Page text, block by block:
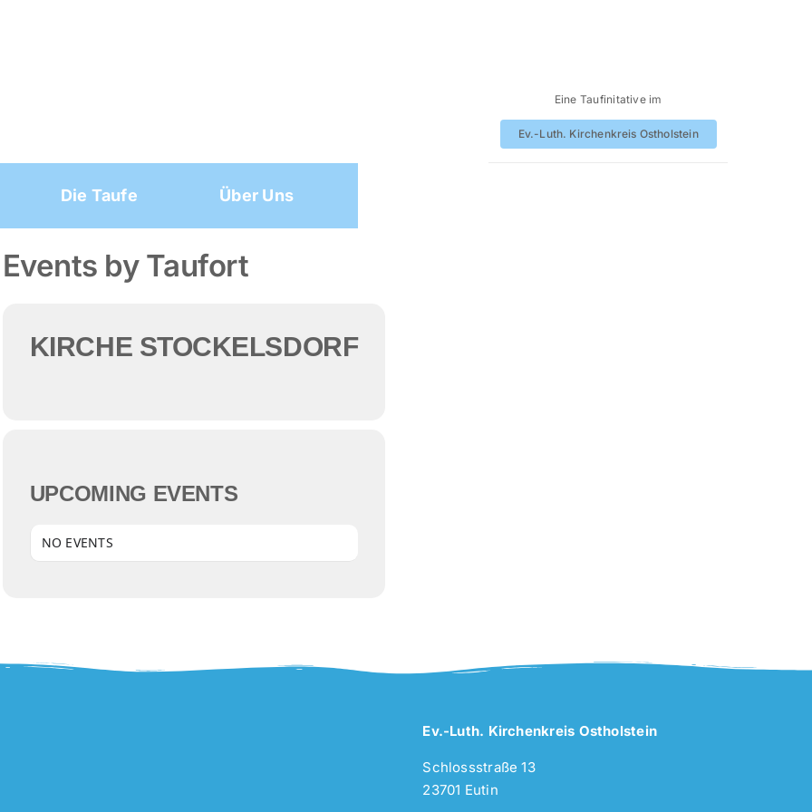
Eine Taufinitative im
Ev.-Luth. Kirchenkreis Ostholstein
Die Taufe Über Uns
Events by Taufort
KIRCHE STOCKELSDORF
UPCOMING EVENTS
NO EVENTS
Ev.-Luth. Kirchenkreis Ostholstein
Schlossstraße 13
23701 Eutin